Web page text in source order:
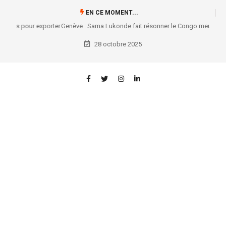
EN CE MOMENT...
Genève : Sama Lukonde fait résonner le Congo meurtri au cœur de
l’Assemblée de l’UIP
28 octobre 2025